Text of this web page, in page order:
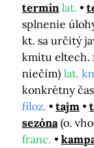
termín lat.
splnenie
kt. sa určitý
kmitu eltech.
niečím) lat.
konkrétny
filoz.
tajm
sezóna (o.
franc.